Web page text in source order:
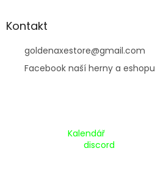
Kontakt
goldenaxestore@gmail.com
Facebook naší herny a eshopu
Kalendář
discord